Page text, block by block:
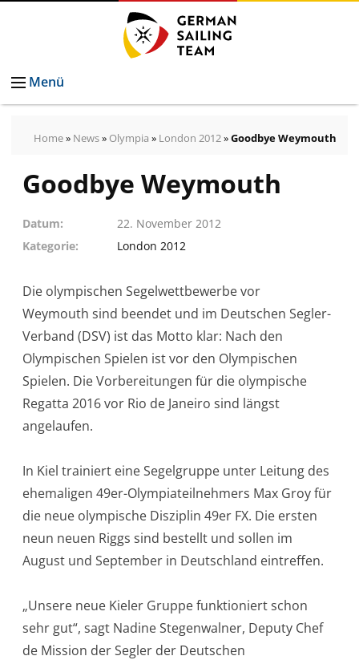
Menü
Home» News» Olympia » London 2012»Goodbye Weymouth
Goodbye Weymouth
Datum
22. November 2012
Kategorie
London 2012
Die olympischen Segelwettbewerbe vor
Weymouth sind beendet und im Deutschen Segler-
Verband (DSV) ist das Motto klar: Nach den
Olympischen Spielen ist vor den Olympischen
Spielen. Die Vorbereitungen für die olympische
Regatta 2016 vor Rio de Janeiro sind längst
angelaufen.
In Kiel trainiert eine Segelgruppe unter Leitung des
ehemaligen 49er-Olympiateilnehmers Max Groy für
die neue olympische Disziplin 49er FX. Die ersten
neun neuen Riggs sind bestellt und sollen im
August und September in Deutschl­and eintreffen.
„Unsere neue Kieler Gruppe funktioniert schon
sehr gut“, sagt Nadine Stegenwalner, Deputy Chef
de Mission der Segler der Deutschen